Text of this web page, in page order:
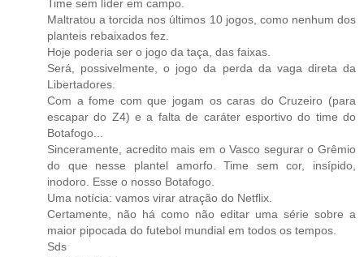
Time sem líder em campo.
Maltratou a torcida nos últimos 10 jogos, como nenhum dos
planteis rebaixados fez.
Hoje poderia ser o jogo da taça, das faixas.
Será, possivelmente, o jogo da perda da vaga direta da
Libertadores.
Com a fome com que jogam os caras do Cruzeiro (para
escapar do Z4) e a falta de caráter esportivo do time do
Botafogo...
Sinceramente, acredito mais em o Vasco segurar o Grêmio
do que nesse plantel amorfo. Time sem cor, insípido,
inodoro. Esse o nosso Botafogo.
Uma notícia: vamos virar atração do Netflix.
Certamente, não há como não editar uma série sobre a
maior pipocada do futebol mundial em todos os tempos.
Sds